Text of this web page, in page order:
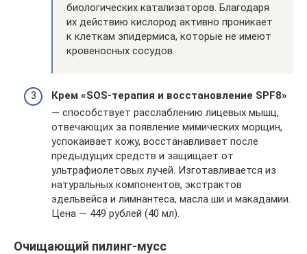
биологических катализаторов. Благодаря
их действию кислород активно проникает
к клеткам эпидермиса, которые не имеют
кровеносных сосудов.
Крем «SOS-терапия и восстановление SPF8»
— способствует расслаблению лицевых мышц,
отвечающих за появление мимических морщин,
успокаивает кожу, восстанавливает после
предыдущих средств и защищает от
ультрафиолетовых лучей. Изготавливается из
натуральных компонентов, экстрактов
эдельвейса и лимнантеса, масла ши и макадамии.
Цена — 449 рублей (40 мл).
Очищающий пилинг-мусс